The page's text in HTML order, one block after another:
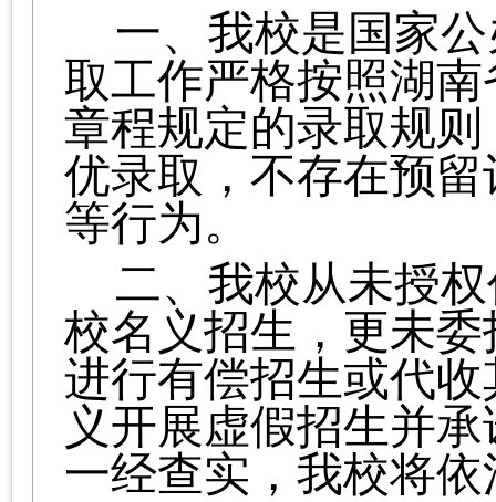
一、 我校是国家
取工作严格按照湖
章程规定的录取规
优录取，不存在预
等行为。
二、 我校从未授
校名义招生，更未
进行有偿招生或代
义开展虚假招生并
一经查实，我校将